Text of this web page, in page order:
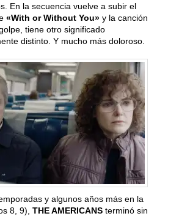
En la secuencia vuelve a subir el
«With or Without You» y la canción
tiene otro significado
distinto. Y mucho más doloroso.
y algunos años más en la
8, 9), THE AMERICANS terminó sin